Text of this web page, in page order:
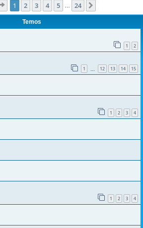
Puslapis 1iš 24
1 2 3 4 5 24
Temos
1 2
1 12 13 14 15
1 2 3 4
1 2 3 4